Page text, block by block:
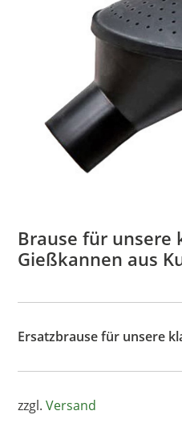
Brause für unsere
Gießkannen aus
Ersatzbrause für unsere
zzgl.Versand